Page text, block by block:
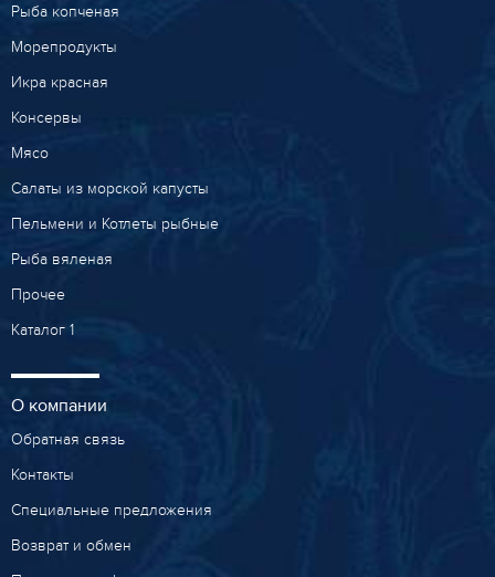
Рыба копченая
Морепродукты
Икра красная
Консервы
Мясо
Салаты из морской капусты
Пельмени и Котлеты рыбные
Рыба вяленая
Прочее
Каталог 1
О компании
Обратная связь
Контакты
Специальные предложения
Возврат и обмен